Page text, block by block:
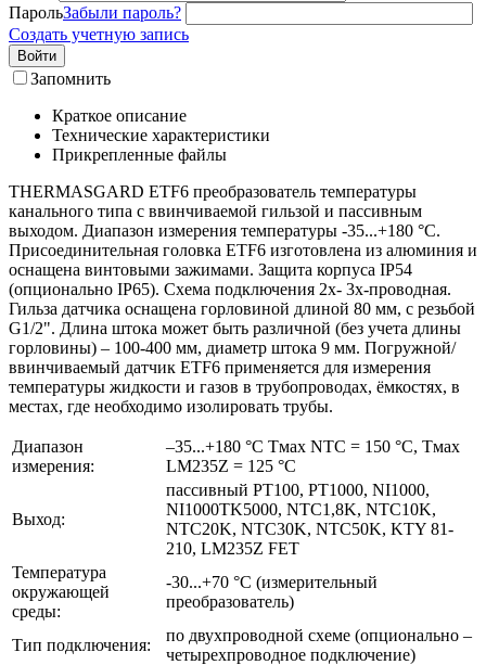
ПарольЗабыли пароль?
Создать учетную запись
Войти
Запомнить
Краткое описание
Технические характеристики
Прикрепленные файлы
THERMASGARD ETF6 преобразователь температуры
канального типа с ввинчиваемой гильзой и пассивным
выходом. Диапазон измерения температуры -35...+180 °C.
Присоединительная головка ETF6 изготовлена из алюминия и
оснащена винтовыми зажимами. Защита корпуса IP54
(опционально IP65). Схема подключения 2х- 3х-проводная.
Гильза датчика оснащена горловиной длиной 80 мм, с резьбой
G1/2". Длина штока может быть различной (без учета длины
горловины) – 100-400 мм, диаметр штока 9 мм. Погружной/
ввинчиваемый датчик ETF6 применяется для измерения
температуры жидкости и газов в трубопроводах, ёмкостях, в
местах, где необходимо изолировать трубы.
Диапазон
измерения:
–35...+180 °C Tмax NTC = 150 °C, Tмax
LМ235Z = 125 °C
Выход:
пассивный PT100, PT1000, NI1000,
NI1000TK5000, NTC1,8K, NTC10K,
NTC20K, NTC30K, NTC50K, KTY 81-
210, LM235Z FET
Температура
окружающей
среды:
-30...+70 °C (измерительный
преобразователь)
Тип подключения:
по двухпроводной схеме (опционально –
четырехпроводное подключение)